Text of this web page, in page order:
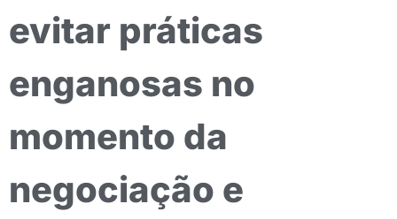
evitar práticas
enganosas no
momento da
negociação e